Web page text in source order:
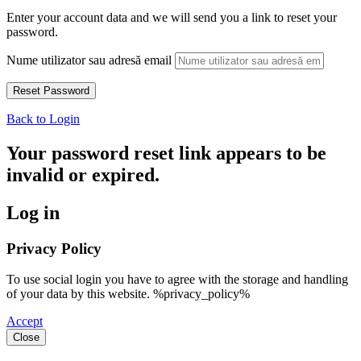
Enter your account data and we will send you a link to reset your
password.
Nume utilizator sau adresă email
Back to Login
Your password reset link appears to be
invalid or expired.
Log in
Privacy Policy
To use social login you have to agree with the storage and handling
of your data by this website. %privacy_policy%
Accept
Close